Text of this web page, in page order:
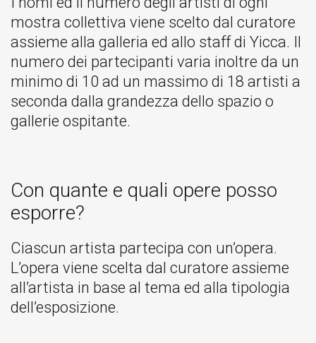
mostra collettiva viene scelto dal curatore
assieme alla galleria ed allo staff di Yicca. Il
numero dei partecipanti varia inoltre da un
minimo di 10 ad un massimo di 18 artisti a
seconda dalla grandezza dello spazio o
gallerie ospitante.
Con quante e quali opere posso
esporre?
Ciascun artista partecipa con un’opera.
L’opera viene scelta dal curatore assieme
all’artista in base al tema ed alla tipologia
dell’esposizione.